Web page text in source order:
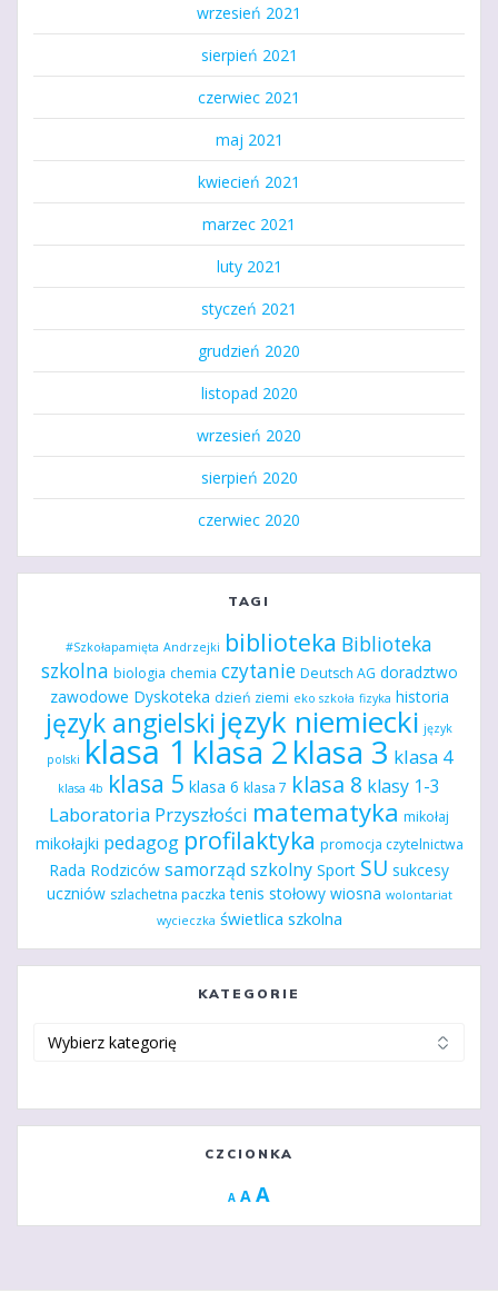
wrzesień 2021
sierpień 2021
czerwiec 2021
maj 2021
kwiecień 2021
marzec 2021
luty 2021
styczeń 2021
grudzień 2020
listopad 2020
wrzesień 2020
sierpień 2020
czerwiec 2020
TAGI
#Szkołapamięta Andrzejki biblioteka Biblioteka
szkolna biologia chemia czytanie Deutsch AG doradztwo
zawodowe Dyskoteka dzień ziemi eko szkoła fizyka historia
język angielski język niemiecki język
polski klasa 1 klasa 2klasa 3 klasa 4
klasa 4b klasa 5 klasa 6 klasa 7 klasa 8 klasy 1-3
Laboratoria Przyszłości matematyka mikołaj
mikołajki pedagog profilaktyka promocja czytelnictwa
Rada Rodziców samorząd szkolny Sport SU sukcesy
uczniów szlachetna paczka tenis stołowy wiosna wolontariat
wycieczka świetlica szkolna
KATEGORIE
CZCIONKA
A Decrease
A Reset
A